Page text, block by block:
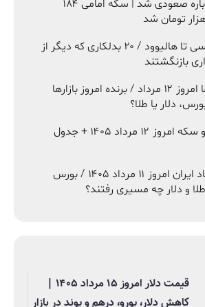
بازار طلا دوباره صعودی شد | سکه امامی ۱۸۴
از ارشا اقدسی تا هالیوود / ۲۰ بدلکاری که دیگر از
بازنگشتند
نبض بازارها امروز ۱۲ مرداد / برنده امروز بازارها
دلار یا طلا؟
قیمت طلا و سکه امروز ۱۲ مرداد ۱۴۰۵ + جدول
نبض اقتصاد ایران امروز ۱۱ مرداد ۱۴۰۵ / بورس
طلا و دلار چه مسیری رفتند؟
قیمت دلار امروز ۱۵ مرداد ۱۴۰۵ |
کاهش دلار، یورو، درهم و پوند در بازار